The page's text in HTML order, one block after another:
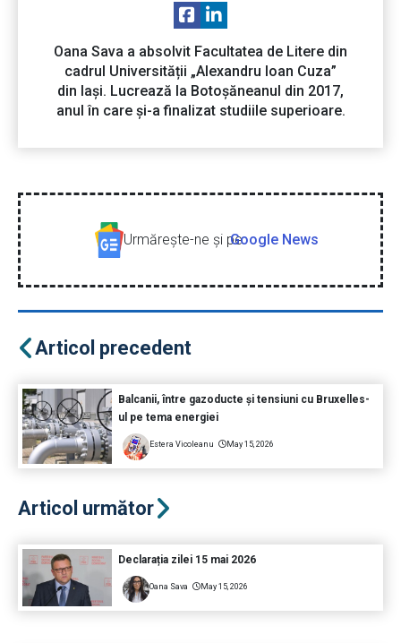
Oana Sava a absolvit Facultatea de Litere din
cadrul Universității „Alexandru Ioan Cuza”
din Iași. Lucrează la Botoșăneanul din 2017,
anul în care și-a finalizat studiile superioare.
Urmăreşte-ne şi peGoogle News
Articol precedent
Balcanii, între gazoducte și tensiuni cu Bruxelles-
ul pe tema energiei
Estera Vicoleanu May 15, 2026
Articol următor
Declarația zilei 15 mai 2026
Oana Sava May 15, 2026